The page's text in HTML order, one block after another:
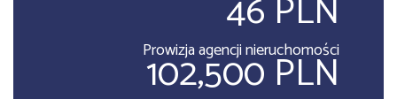
46 PLN
Prowizja agencji nieruchomości
102,500 PLN